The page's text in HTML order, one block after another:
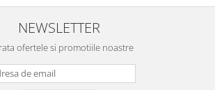
NEWSLETTER
ofertele si promotiile noastre